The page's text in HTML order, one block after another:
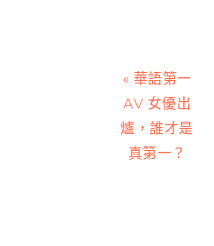
Previous
Post:
« 華語第一
AV 女優出
爐，誰才是
真第一？